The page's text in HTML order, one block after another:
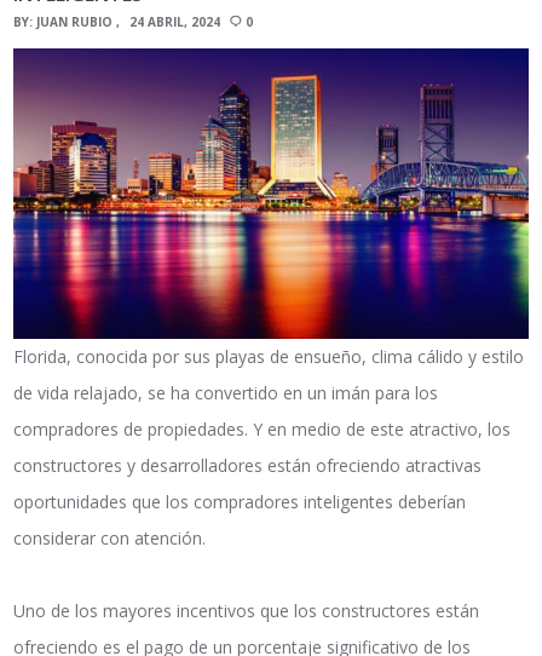
BY: JUAN RUBIO 24 ABRIL, 2024 0
Florida, conocida por sus playas de ensueño, clima cálido y estilo
de vida relajado, se ha convertido en un imán para los
compradores de propiedades. Y en medio de este atractivo, los
constructores y desarrolladores están ofreciendo atractivas
oportunidades que los compradores inteligentes deberían
considerar con atención.
Uno de los mayores incentivos que los constructores están
ofreciendo es el pago de un porcentaje significativo de los